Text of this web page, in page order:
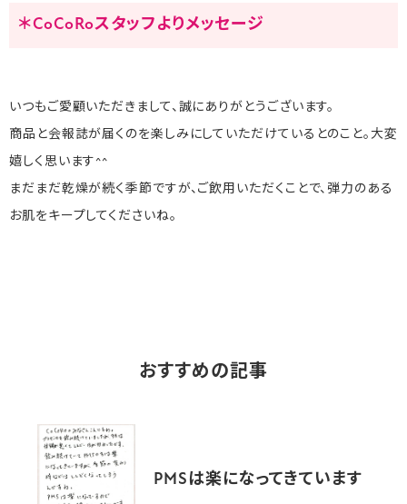
＊CoCoRoスタッフよりメッセージ
いつもご愛顧いただきまして、誠にありがとうございます。
商品と会報誌が届くのを楽しみにしていただけているとのこと。大変
嬉しく思います^^
まだまだ乾燥が続く季節ですが、ご飲用いただくことで、弾力のある
お肌をキープしてくださいね。
おすすめの記事
PMSは楽になってきています